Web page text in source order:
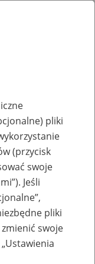
pracy
pliki
(przycisk
swoje
Jeśli
pliki
swoje